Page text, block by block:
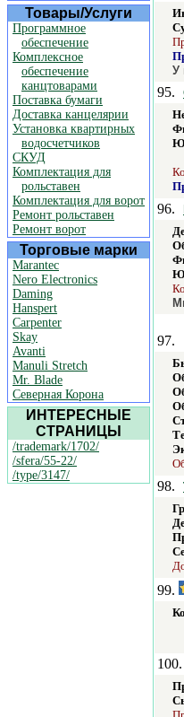
Товары/Услуги
Программное
обеспечение
Комплексное
обеспечение
канцтоварами
Поставка бумаги
Доставка канцелярии
Установка квартирных
водосчетчиков
СКУД
Комплектация для
рольставен
Комплектация для ворот
Ремонт рольставен
Ремонт ворот
Торговые марки
Marantec
Nero Electronics
Daming
Hanspert
Carpenter
Skay
Avanti
Manuli Stretch
Mr. Blade
Северная Корона
ИНТЕРЕСНЫЕ
СТРАНИЦЫ
/trademark/1702/
/sfera/55-22/
/type/3147/
У
95.
96.
97.
98.
99.
100.